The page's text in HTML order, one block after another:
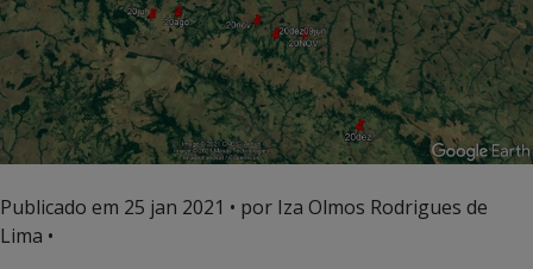
Publicado em 25 jan 2021 • por Iza Olmos Rodrigues de
Lima •